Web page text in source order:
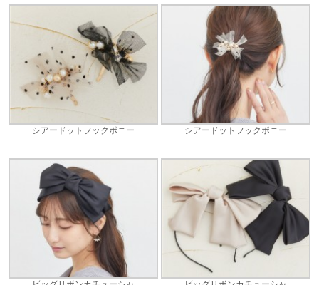
シアードットフックポニー シアードットフックポニー